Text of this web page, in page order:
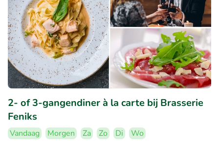
2- of 3-gangendiner à la carte bij Brasserie
Feniks
Vandaag Morgen Za Zo Di
Wo